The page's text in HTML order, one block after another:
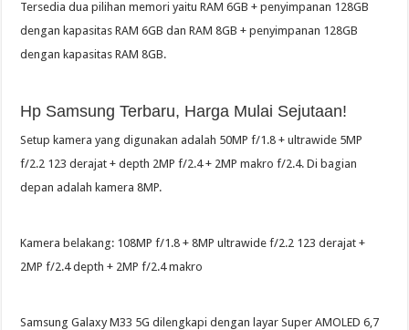
Tersedia dua pilihan memori yaitu RAM 6GB + penyimpanan 128GB
dengan kapasitas RAM 6GB dan RAM 8GB + penyimpanan 128GB
dengan kapasitas RAM 8GB.
Hp Samsung Terbaru, Harga Mulai Sejutaan!
Setup kamera yang digunakan adalah 50MP f/1.8 + ultrawide 5MP
f/2.2 123 derajat + depth 2MP f/2.4 + 2MP makro f/2.4. Di bagian
depan adalah kamera 8MP.
Kamera belakang: 108MP f/1.8 + 8MP ultrawide f/2.2 123 derajat +
2MP f/2.4 depth + 2MP f/2.4 makro
Samsung Galaxy M33 5G dilengkapi dengan layar Super AMOLED 6,7